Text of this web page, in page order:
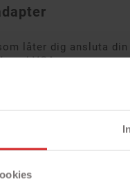
låter dig ansluta din
med VGA.
stöd inkluderar:
2, LG G3, LG G2,
Predator 8, Acer